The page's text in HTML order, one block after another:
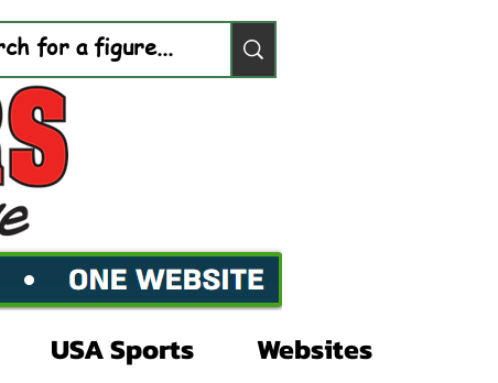
USA Sports Websites